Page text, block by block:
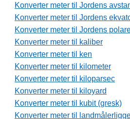
Konverter meter til Jordens
Konverter meter til Jordens
Konverter meter til Jordens
Konverter meter til kaliber
Konverter meter til ken
Konverter meter til kilometer
Konverter meter til kiloparsec
Konverter meter til kiloyard
Konverter meter til kubit (gresk)
Konverter meter til